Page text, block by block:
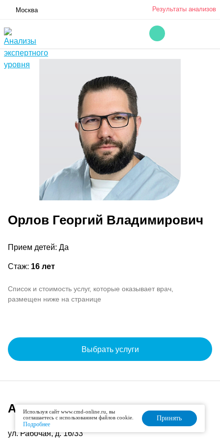
Москва Результаты анализов
Орлов Георгий Владимирович
Прием детей: Да
Стаж: 16 лет
Список и стоимость услуг, которые оказывает врач,
размещен ниже на странице
Выбрать услуги
Адрес и расписание
ул. Рабочая, д. 16/33
Используя сайт www.cmd-online.ru, вы
соглашаетесь с использованием файлов cookie.
Подробнее
Принять